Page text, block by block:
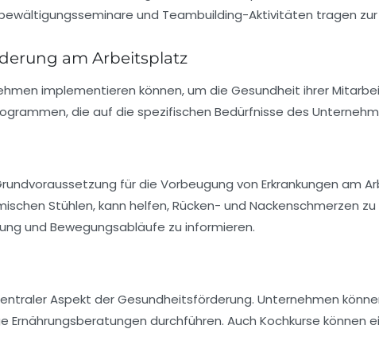
und Teambuilding-Aktivitäten tragen
am Arbeitsplatz
implementieren können, um die Gesundheit ihrer
die auf die spezifischen Bedürfnisse des
für die Vorbeugung von Erkrankungen am
Stühlen, kann helfen, Rücken- und Nackenschmerzen
und Bewegungsabläufe zu informieren.
Aspekt der Gesundheitsförderung. Unternehmen
Ernährungsberatungen durchführen. Auch Kochkurse können